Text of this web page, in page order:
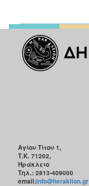
Αγίου Τίτου 1,
Τ.Κ. 71202,
Ηράκλειο
Τηλ.: 2813-409000
email:info@heraklion.gr